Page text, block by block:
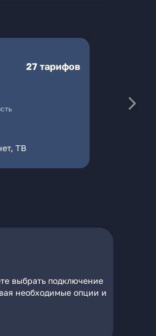
27 тарифов
ТВ
выбрать подключение
необходимые опции и